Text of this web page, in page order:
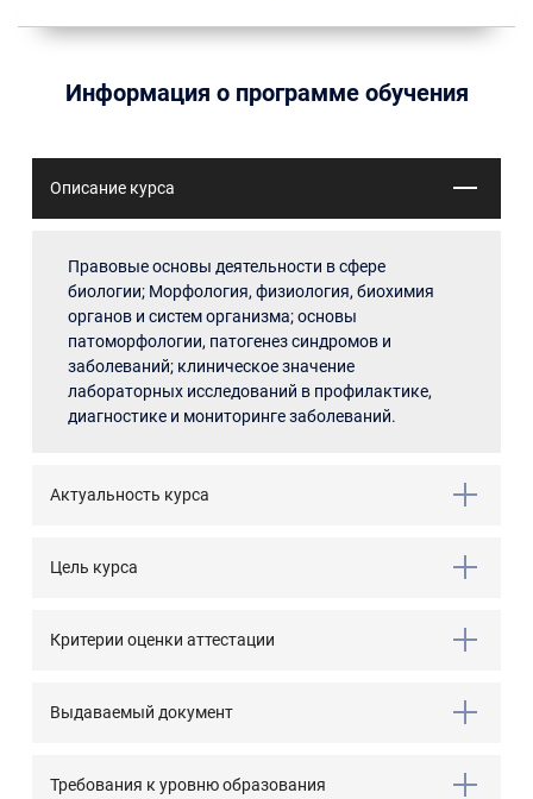
Информация о программе обучения
Описание курса
Правовые основы деятельности в сфере
биологии; Морфология, физиология, биохимия
органов и систем организма; основы
патоморфологии, патогенез синдромов и
заболеваний; клиническое значение
лабораторных исследований в профилактике,
диагностике и мониторинге заболеваний.
Актуальность курса
Цель курса
Критерии оценки аттестации
Выдаваемый документ
Требования к уровню образования